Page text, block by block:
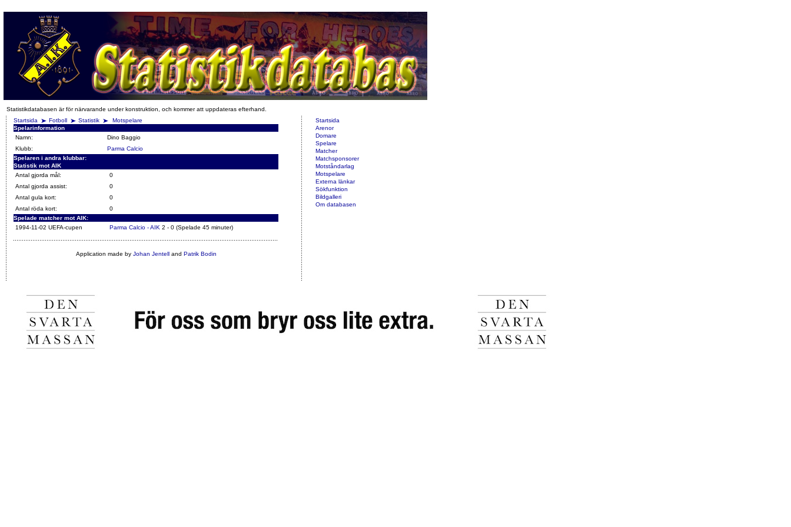
Statistikdatabasen är för närvarande under konstruktion, och kommer att uppdateras efterhand.
Startsida
Fotboll Statistik
Motspelare
Spelarinformation
Namn:
Dino Baggio
Klubb:
Parma Calcio
Spelaren i andra klubbar:
Statistik mot AIK
Antal gjorda mål:
0
Antal gjorda assist:
0
Antal gula kort:
0
Antal röda kort:
0
Spelade matcher mot AIK:
1994-11-02 UEFA-cupen
Parma Calcio - AIK 2 - 0 (Spelade 45 minuter)
Application made by Johan Jentelland Patrik Bodin
Startsida
Arenor
Domare
Spelare
Matcher
Matchsponsorer
Motståndarlag
Motspelare
Externa länkar
Sökfunktion
Bildgalleri
Om databasen